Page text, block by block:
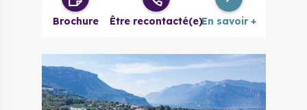
Brochure Être recontacté(e)En savoir +